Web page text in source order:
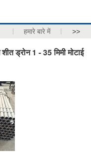
हमारे बारे में >>
ड्रोन 1 - 35 मिमी मोटाई